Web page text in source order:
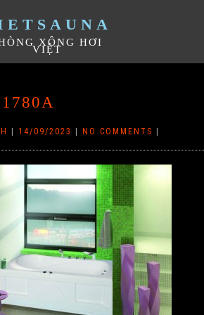
XÔNG HƠI
VIỆT
14/09/2023 NO COMMENTS